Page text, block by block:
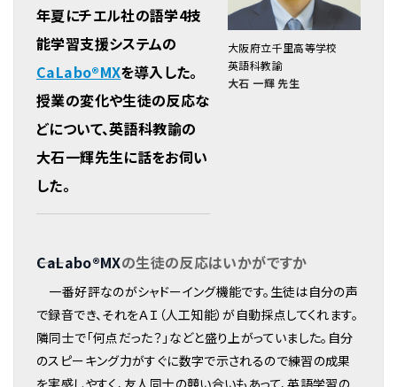
大阪府立千里高等学校
英語科教諭
大石 一輝 先生
年夏にチエル社の語学4技
能学習支援システムの
CaLabo®MXを導入した。
授業の変化や生徒の反応な
どについて、英語科教諭の
大石一輝先生に話をお伺い
した。
CaLabo®MXの生徒の反応はいかがですか
一番好評なのがシャドーイング機能です。生徒は自分の声
で録音でき、それをＡＩ（人工知能）が自動採点してくれます。
隣同士で「何点だった？」などと盛り上がっていました。自分
のスピーキング力がすぐに数字で示されるので練習の成果
を実感しやすく、友人同士の競い合いもあって、英語学習の